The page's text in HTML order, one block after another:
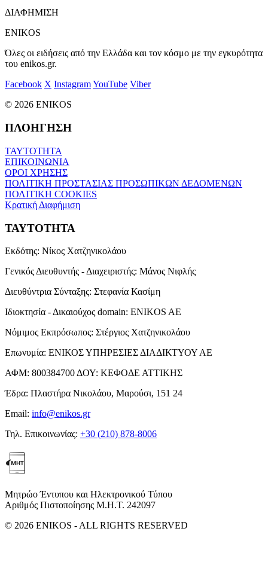
ΔΙΑΦΗΜΙΣΗ
ENIKOS
Όλες οι ειδήσεις από την Ελλάδα και τον κόσμο με την εγκυρότητα
του enikos.gr.
Facebook X InstagramYouTube Viber
© 2026 ENIKOS
ΠΛΟΗΓΗΣΗ
ΤΑΥΤΟΤΗΤΑ
ΕΠΙΚΟΙΝΩΝΙΑ
ΟΡΟΙ ΧΡΗΣΗΣ
ΠΟΛΙΤΙΚΗ ΠΡΟΣΤΑΣΙΑΣ ΠΡΟΣΩΠΙΚΩΝ ΔΕΔΟΜΕΝΩΝ
ΠΟΛΙΤΙΚΗ COOKIES
Κρατική Διαφήμιση
ΤΑΥΤΟΤΗΤΑ
Εκδότης: Νίκος Χατζηνικολάου
Γενικός Διευθυντής - Διαχειριστής: Μάνος Νιφλής
Διευθύντρια Σύνταξης: Στεφανία Κασίμη
Ιδιοκτησία - Δικαιούχος domain: ENIKOS AE
Νόμιμος Εκπρόσωπος: Στέργιος Χατζηνικολάου
Επωνυμία: ΕΝΙΚΟΣ ΥΠΗΡΕΣΙΕΣ ΔΙΑΔΙΚΤΥΟΥ ΑΕ
ΑΦΜ: 800384700 ΔΟΥ: ΚΕΦΟΔΕ ΑΤΤΙΚΗΣ
Έδρα: Πλαστήρα Νικολάου, Μαρούσι, 151 24
Email: info@enikos.gr
Τηλ. Επικοινωνίας: +30 (210) 878-8006
Μητρώο Έντυπου και Ηλεκτρονικού Τύπου
Αριθμός Πιστοποίησης Μ.Η.Τ. 242097
© 2026 ENIKOS - ALL RIGHTS RESERVED